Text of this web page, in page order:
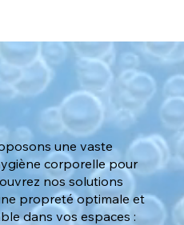
une vaste
corporelle pour
nos solutions
propreté optimale et
dans vos espaces :